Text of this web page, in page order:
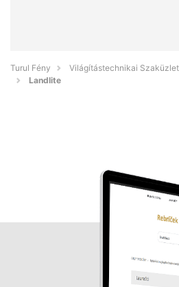
Turul Fény
Világítástechnikai
Landlite